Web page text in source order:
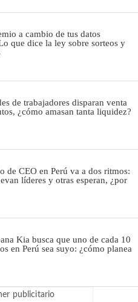
a cambio de tus datos
que dice la ley sobre sorteos y
de trabajadores disparan venta
¿cómo amasan tanta liquidez?
de CEO en Perú va a dos ritmos:
líderes y otras esperan, ¿por
Kia busca que uno de cada 10
en Perú sea suyo: ¿cómo planea